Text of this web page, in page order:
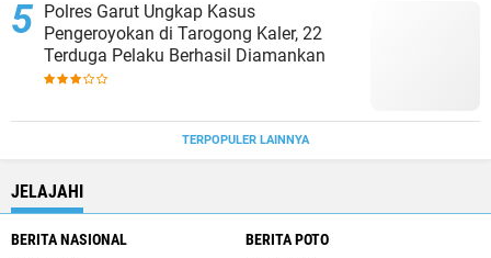
Polres Garut Ungkap Kasus
Pengeroyokan di Tarogong Kaler, 22
Terduga Pelaku Berhasil Diamankan
TERPOPULER LAINNYA
JELAJAHI
BERITA NASIONAL
BERITA POTO